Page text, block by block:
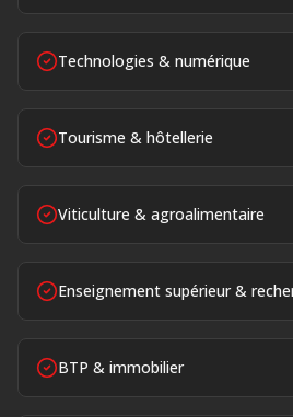
Technologies & numérique
Tourisme & hôtellerie
Viticulture & agroalimentaire
Enseignement supérieur &
BTP & immobilier